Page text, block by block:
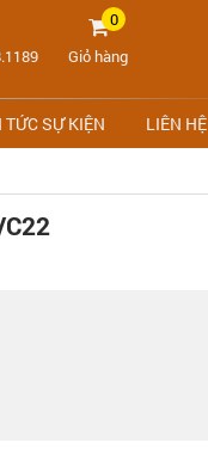
0
Giỏ hàng
TỨC SỰ KIỆN LIÊN HỆ